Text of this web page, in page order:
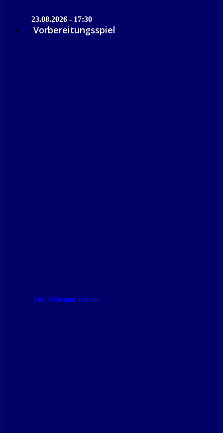
23.08.2026 - 17:30
Vorbereitungsspiel
HC Ústí nad labem